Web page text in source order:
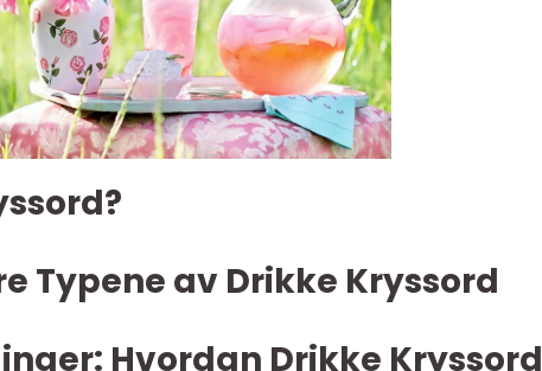
Typene av Drikke Kryssord
Hvordan Drikke Kryssord